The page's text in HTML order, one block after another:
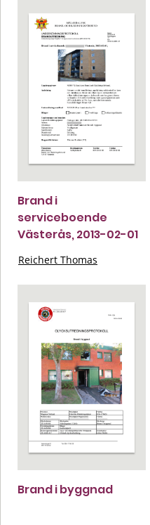
Brand i
serviceboende
Västerås, 2013-02-01
Reichert Thomas
Brand i byggnad